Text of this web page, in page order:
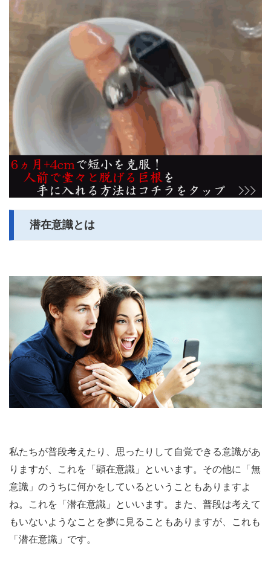
潜在意識とは
私たちが普段考えたり、思ったりして自覚できる意識があ
りますが、これを「顕在意識」といいます。その他に「無
意識」のうちに何かをしているということもありますよ
ね。これを「潜在意識」といいます。また、普段は考えて
もいないようなことを夢に見ることもありますが、これも
「潜在意識」です。